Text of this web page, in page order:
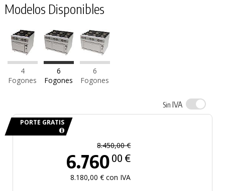
Modelos Disponibles
4
Fogones
6
Fogones
6
Fogones
Sin IVA
PORTE GRATIS
8.450,00 €
6.760 00 €
8.180,00 € con IVA